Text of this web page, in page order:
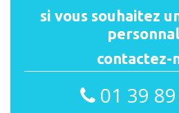
si vous souhaitez
contactez-
01 39 89